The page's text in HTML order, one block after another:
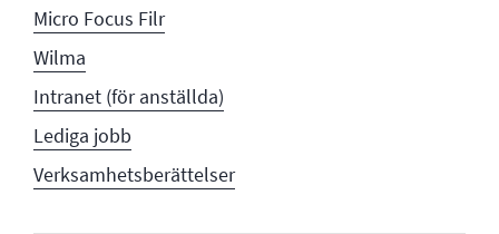
Micro Focus Filr
Wilma
Intranet (för anställda)
Lediga jobb
Verksamhetsberättelser